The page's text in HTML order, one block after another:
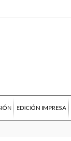
EDICIÓN IMPRESA